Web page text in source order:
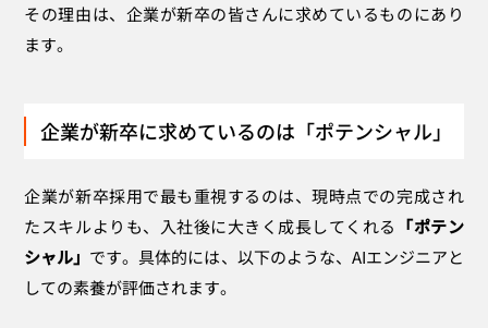
研究内容であなたの「探求心」と「粘り強さ」を
その理由は、企業が新卒の皆さんに求めているものにあり
ます。
企業が新卒に求めているのは「ポテンシャル」
企業が新卒採用で最も重視するのは、現時点での完成され
たスキルよりも、入社後に大きく成長してくれる 「ポテン
シャル」 です。具体的には、以下のような、AIエンジニアと
しての素養が評価されます。